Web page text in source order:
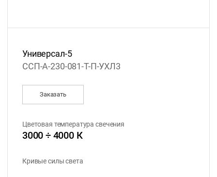
Универсал-5
ССП-А-230-081-Т-П-УХЛ3
Заказать
Цветовая температура свечения
3000 ÷ 4000 К
Кривые силы света